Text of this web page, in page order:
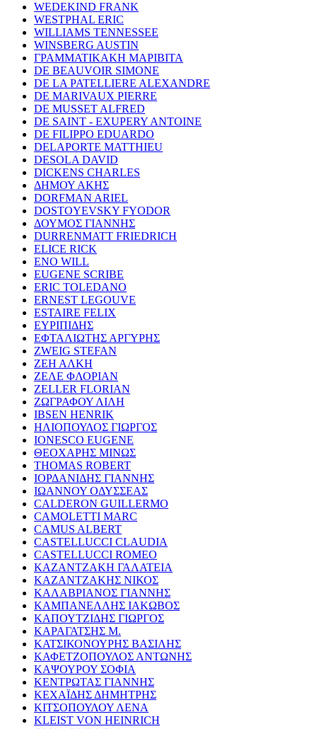
WEDEKIND FRANK
WESTPHAL ERIC
WILLIAMS TENNESSEE
WINSBERG AUSTIN
ΓΡΑΜΜΑΤΙΚΑΚΗ ΜΑΡΙΒΙΤΑ
DE BEAUVOIR SIMONE
DE LA PATELLIERE ALEXANDRE
DE MARIVAUX PIERRE
DE MUSSET ALFRED
DE SAINT - EXUPERY ANTOINE
DE FILIPPO EDUARDO
DELAPORTE MATTHIEU
DESOLA DAVID
DICKENS CHARLES
ΔΗΜΟΥ ΑΚΗΣ
DORFMAN ARIEL
DOSTOYEVSKY FYODOR
ΔΟΥΜΟΣ ΓΙΑΝΝΗΣ
DURRENMATT FRIEDRICH
ELICE RICK
ENO WILL
EUGENE SCRIBE
ERIC TOLEDANO
ERNEST LEGOUVE
ESTAIRE FELIX
ΕΥΡΙΠΙΔΗΣ
ΕΦΤΑΛΙΩΤΗΣ ΑΡΓΥΡΗΣ
ZWEIG STEFAN
ΖΕΗ ΑΛΚΗ
ΖΕΛΕ ΦΛΟΡΙΑΝ
ZELLER FLORIAN
ΖΩΓΡΑΦΟΥ ΛΙΛΗ
IBSEN HENRIK
ΗΛΙΟΠΟΥΛΟΣ ΓΙΩΡΓΟΣ
IONESCO EUGENE
ΘΕΟΧΑΡΗΣ ΜΙΝΩΣ
THOMAS ROBERT
ΙΟΡΔΑΝΙΔΗΣ ΓΙΑΝΝΗΣ
ΙΩΑΝΝΟΥ ΟΔΥΣΣΕΑΣ
CALDERON GUILLERMO
CAMOLETTI MARC
CAMUS ALBERT
CASTELLUCCI CLAUDIA
CASTELLUCCI ROMEO
ΚΑΖΑΝΤΖΑΚΗ ΓΑΛΑΤΕΙΑ
ΚΑΖΑΝΤΖΑΚΗΣ ΝΙΚΟΣ
ΚΑΛΑΒΡΙΑΝΟΣ ΓΙΑΝΝΗΣ
ΚΑΜΠΑΝΕΛΛΗΣ ΙΑΚΩΒΟΣ
ΚΑΠΟΥΤΖΙΔΗΣ ΓΙΩΡΓΟΣ
ΚΑΡΑΓΑΤΣΗΣ Μ.
ΚΑΤΣΙΚΟΝΟΥΡΗΣ ΒΑΣΙΛΗΣ
ΚΑΦΕΤΖΟΠΟΥΛΟΣ ΑΝΤΩΝΗΣ
ΚΑΨΟΥΡΟΥ ΣΟΦΙΑ
ΚΕΝΤΡΩΤΑΣ ΓΙΑΝΝΗΣ
ΚΕΧΑΪΔΗΣ ΔΗΜΗΤΡΗΣ
ΚΙΤΣΟΠΟΥΛΟΥ ΛΕΝΑ
KLEIST VON HEINRICH